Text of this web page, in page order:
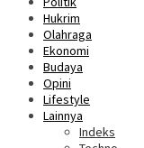
Hukrim
Olahraga
Ekonomi
Budaya
Opini
Lifestyle
Lainnya
Indeks